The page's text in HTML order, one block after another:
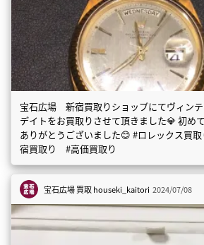
宝石広場 新宿買取りショップにてヴィン
デイトをお買取りさせて頂きました💎 初め
ありがとうございました😊 #ロレックス
宿買取り #高価買取り
宝石広場 買取houseki_kaitori 2024/07/08